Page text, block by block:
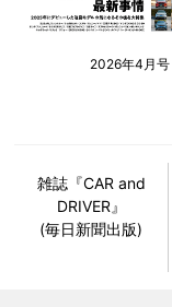
2026年4月号
雑誌『CAR and
DRIVER』
(毎日新聞出版)